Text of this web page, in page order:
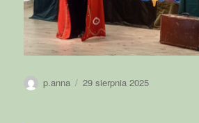
Autor
p.anna
Data
29 sierpnia 2025